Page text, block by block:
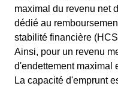
maximal du revenu net
dédié au
stabilité financière
Ainsi, pour un revenu
d'endettement maximal
La capacité d'emprunt